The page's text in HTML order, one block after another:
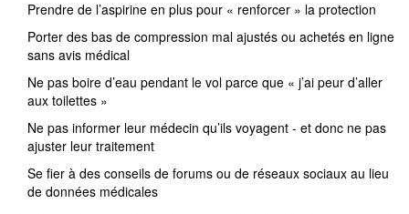
Prendre de l’aspirine en plus pour « renforcer » la protection
Porter des bas de compression mal ajustés ou achetés en ligne
sans avis médical
Ne pas boire d’eau pendant le vol parce que « j’ai peur d’aller
aux toilettes »
Ne pas informer leur médecin qu’ils voyagent - et donc ne pas
ajuster leur traitement
Se fier à des conseils de forums ou de réseaux sociaux au lieu
de données médicales